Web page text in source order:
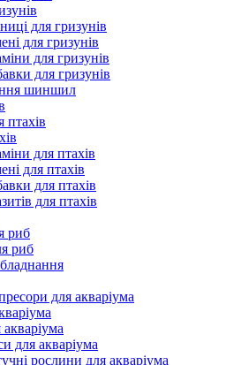
для гризунів
для гризунів
для гризунів
для гризунів
шиншил
для птахів
для птахів
для птахів
для птахів
риб
риб
для акваріума
для акваріума
рослини для акваріума